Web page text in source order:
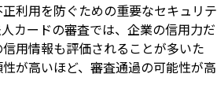
利用を防ぐための重要なセキュリテ
カードの審査では、企業の信用力だ
用情報も評価されることが多いた
が高いほど、審査通過の可能性が高